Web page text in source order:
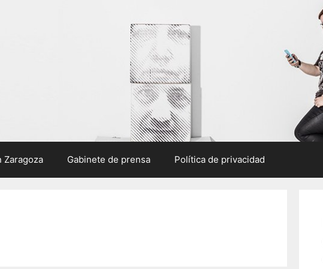
Zaragoza Gabinete de prensa Política de privacidad